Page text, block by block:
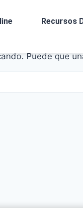
Recursos
Puede que